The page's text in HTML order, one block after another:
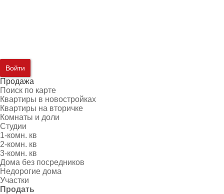
Войти
Продажа
Поиск по карте
Квартиры в новостройках
Квартиры на вторичке
Комнаты и доли
Студии
1-комн. кв
2-комн. кв
3-комн. кв
Дома без посредников
Недорогие дома
Участки
Продать